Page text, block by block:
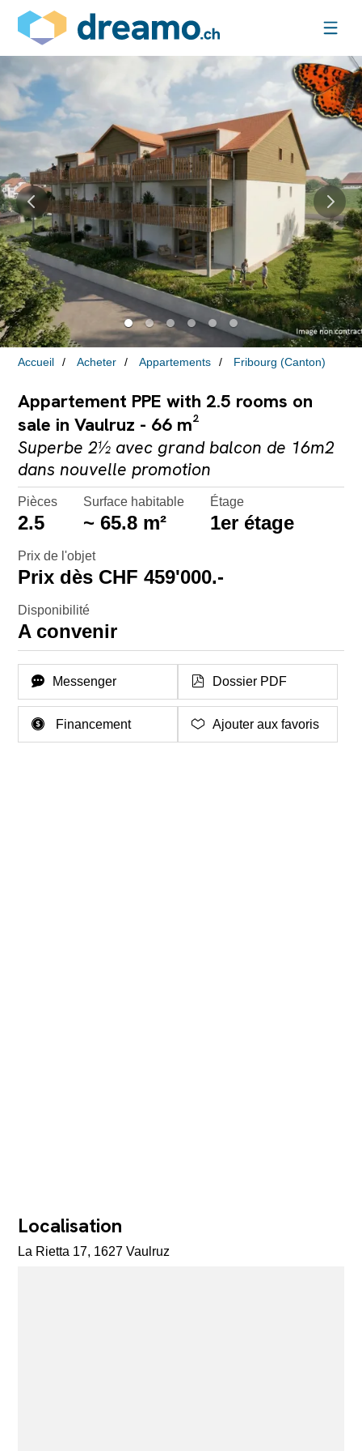
Accueil Acheter Appartements Fribourg (Canton)
Appartement PPE with 2.5 rooms on
sale in Vaulruz - 66 m²
Superbe 2½ avec grand balcon de 16m2
dans nouvelle promotion
Pièces
2.5
Surface habitable
~ 65.8 m²
Étage
1er étage
Prix de l'objet
Prix dès CHF 459'000.-
Disponibilité
A convenir
Messenger Dossier PDF
Financement Ajouter aux favoris
Localisation
La Rietta 17, 1627 Vaulruz